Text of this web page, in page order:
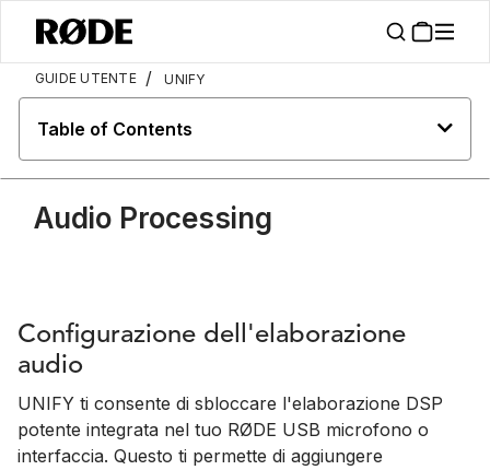
GUIDE UTENTE / UNIFY
Table of Contents
Audio Processing
Configurazione dell'elaborazione
audio
UNIFY ti consente di sbloccare l'elaborazione DSP
potente integrata nel tuo RØDE USB microfono o
interfaccia. Questo ti permette di aggiungere